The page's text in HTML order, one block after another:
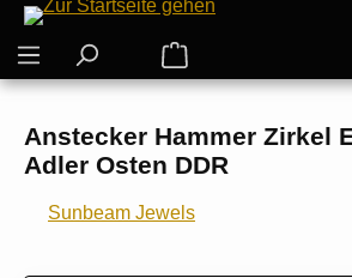
Zum Hauptinhalt springen
Warenkorb
Anstecker Hammer Zirkel
Adler Osten DDR
Sunbeam Jewels